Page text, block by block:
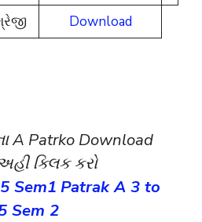
Download
A Patrko Download
ક્લિક કરો
Sem1 Patrak A 3 to
Sem 2